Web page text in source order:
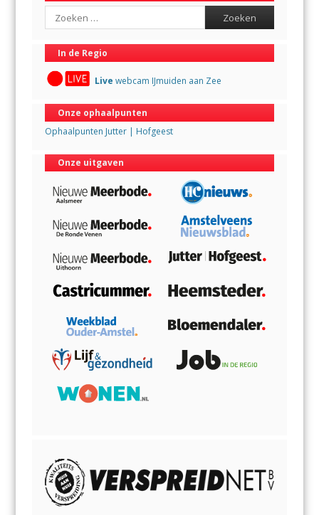
Search
In de Regio
Live webcam IJmuiden aan Zee
Onze ophaalpunten
Ophaalpunten Jutter | Hofgeest
Onze uitgaven